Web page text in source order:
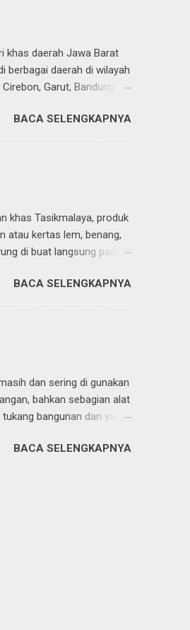
macam peralatan
khas daerah Jawa Barat
berbagai daerah di wilayah
Garut, Bandung
alam , berbagai macam
tidak terlalu banyak,
Cirebon dengan motif
BACA SELENGKAPNYA
khas Tasikmalaya, produk
atau kertas lem, benang,
di buat langsung pada
yang di inginkan.
sangat kurang. Harga
selain ukuran besar
BACA SELENGKAPNYA
dan sering di gunakan
bahkan sebagian alat
bangunan dan yang
maka akan ada
BACA SELENGKAPNYA